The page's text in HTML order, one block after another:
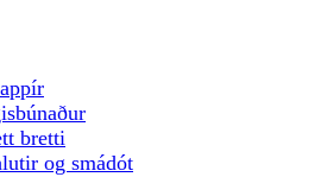
bretti
og smádót